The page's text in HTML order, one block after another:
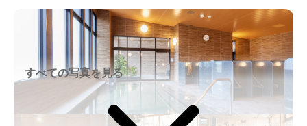
すべての写真を見る